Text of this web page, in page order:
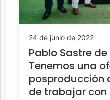
24 de junio de 2022
Pablo Sastre
Tenemos una
posproducción
de trabajar